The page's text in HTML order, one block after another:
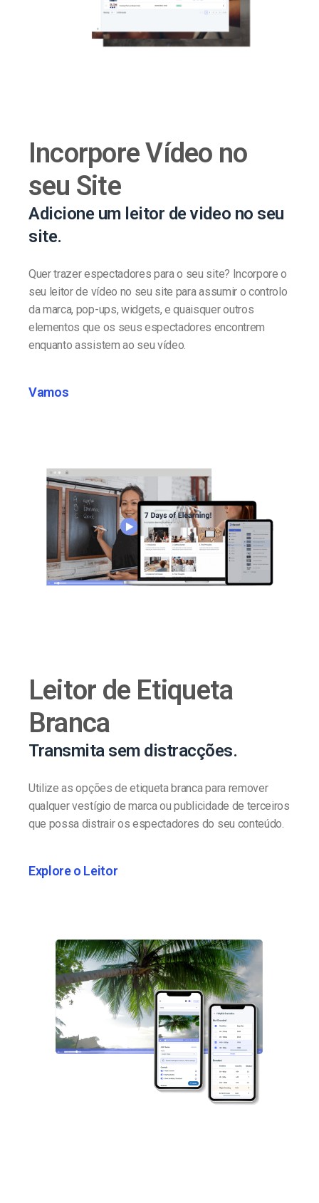
Incorpore Vídeo no
seu Site
Adicione um leitor de video no seu
site.
Quer trazer espectadores para o seu site? Incorpore o
seu leitor de vídeo no seu site para assumir o controlo
da marca, pop-ups, widgets, e quaisquer outros
elementos que os seus espectadores encontrem
enquanto assistem ao seu vídeo.
Vamos
Leitor de Etiqueta
Branca
Transmita sem distracções.
Utilize as opções de etiqueta branca para remover
qualquer vestígio de marca ou publicidade de terceiros
que possa distrair os espectadores do seu conteúdo.
Explore o Leitor